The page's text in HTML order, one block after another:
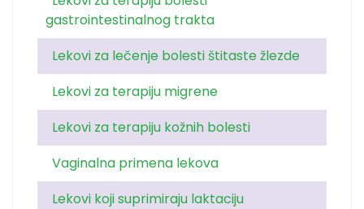
gastrointestinalnog trakta
Lekovi za lečenje bolesti štitaste žlezde
Lekovi za terapiju migrene
Lekovi za terapiju kožnih bolesti
Vaginalna primena lekova
Lekovi koji suprimiraju laktaciju